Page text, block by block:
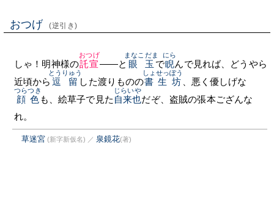
おつげ (逆引き)
しゃ！明神様の託宣
おつげ
——と 眼玉
まなこだま
で睨
にら
んで見れば、どうやら
近頃から 逗留
とうりゅう
した渡りものの書生坊
しょせっぽう
、悪く優しげな
顔色
つらつき
も、絵草子で見た 自来也
じらいや
だぞ、盗賊の張本ござんな
れ。
草迷宮 (新字新仮名) ／ 泉鏡花(著)